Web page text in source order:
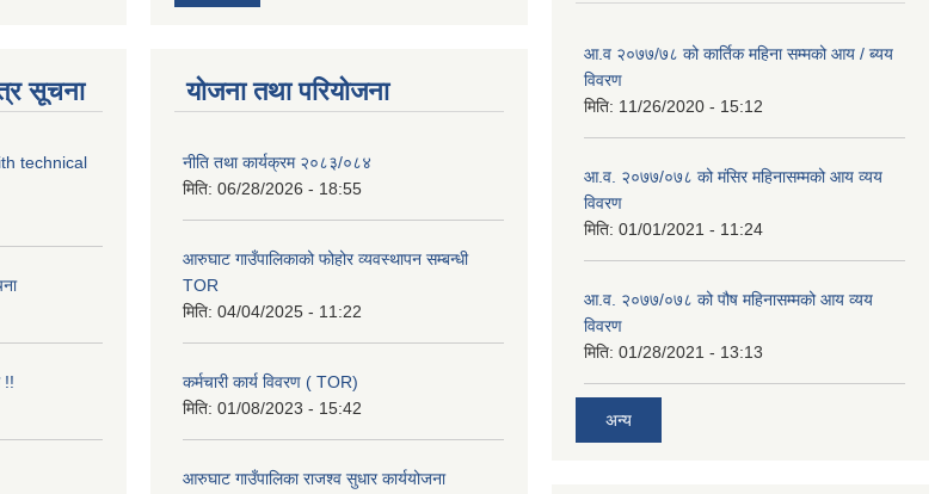
सूचना
technical
!!
योजना तथा परियोजना
नीति तथा कार्यक्रम २०८३/०८४
मिति: 06/28/2026 - 18:55
आरुघाट गाउँपालिकाको फोहोर व्यवस्थापन सम्बन्धी
TOR
मिति: 04/04/2025 - 11:22
कर्मचारी कार्य विवरण ( TOR)
मिति: 01/08/2023 - 15:42
आरुघाट गाउँपालिका राजश्व सुधार कार्ययोजना
आ.व २०७७/७८ को कार्तिक महिना सम्मको आय / ब्यय
विवरण
मिति: 11/26/2020 - 15:12
आ.व. २०७७/०७८ को मंसिर महिनासम्मको आय व्यय
विवरण
मिति: 01/01/2021 - 11:24
आ.व. २०७७/०७८ को पौष महिनासम्मको आय व्यय
विवरण
मिति: 01/28/2021 - 13:13
अन्य